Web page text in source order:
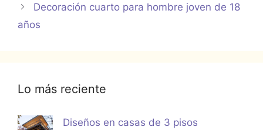
Decoración cuarto para hombre joven de 18
años
Lo más reciente
Diseños en casas de 3 pisos